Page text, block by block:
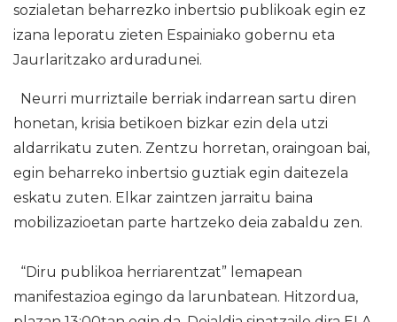
sozialetan beharrezko inbertsio publikoak egin ez
izana leporatu zieten Espainiako gobernu eta
Jaurlaritzako arduradunei.
Neurri murriztaile berriak indarrean sartu diren
honetan, krisia betikoen bizkar ezin dela utzi
aldarrikatu zuten. Zentzu horretan, oraingoan bai,
egin beharreko inbertsio guztiak egin daitezela
eskatu zuten. Elkar zaintzen jarraitu baina
mobilizazioetan parte hartzeko deia zabaldu zen.
“Diru publikoa herriarentzat” lemapean
manifestazioa egingo da larunbatean. Hitzordua,